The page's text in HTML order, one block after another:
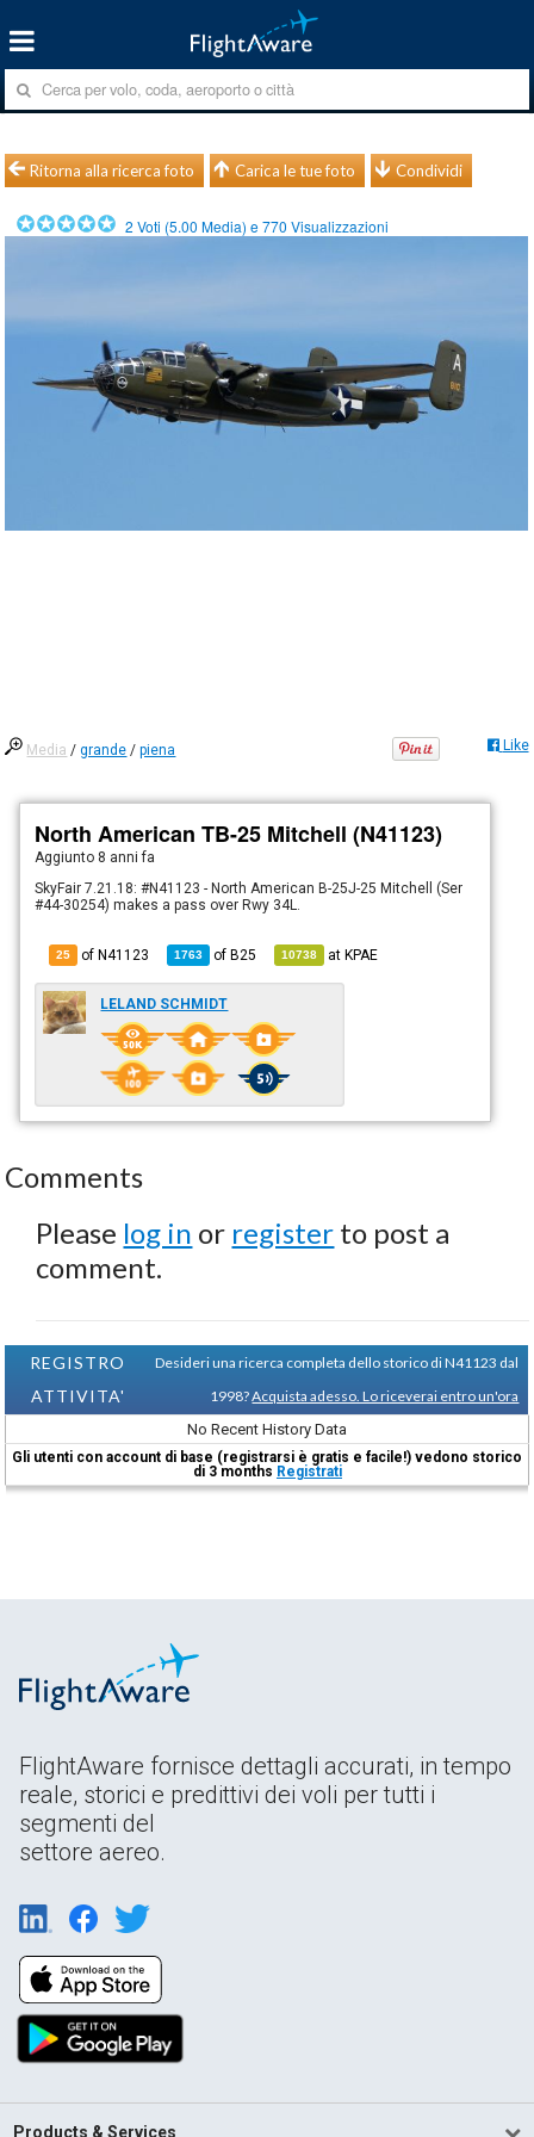
Ritorna alla ricerca foto Carica le tue foto Condividi
2 Voti (5.00 Media) e770 Visualizzazioni
Media /grande /piena Like
North American TB-25 Mitchell (N41123)
Aggiunto 8 anni fa
SkyFair 7.21.18: #N41123 - North American B-25J-25 Mitchell (Ser
#44-30254) makes a pass over Rwy 34L.
25 of N41123 1763 ofB25 10738 atKPAE
LELAND SCHMIDT
Comments
Please log in or register to post a
comment.
REGISTRO
ATTIVITA'
Desideri una ricerca completa dello storico di N41123 dal
1998?Acquista adesso. Lo riceverai entro un'ora
No Recent History Data
Gli utenti con account di base (registrarsi è gratis e facile!) vedono storico
di 3 months Registrati
FlightAware fornisce dettagli accurati, in tempo
reale, storici e predittivi dei voli per tutti i
segmenti del
settore aereo.
Products & Services